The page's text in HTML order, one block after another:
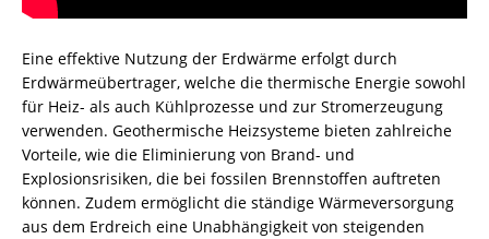
Eine effektive Nutzung der Erdwärme erfolgt durch
Erdwärmeübertrager, welche die thermische Energie sowohl
für Heiz- als auch Kühlprozesse und zur Stromerzeugung
verwenden. Geothermische Heizsysteme bieten zahlreiche
Vorteile, wie die Eliminierung von Brand- und
Explosionsrisiken, die bei fossilen Brennstoffen auftreten
können. Zudem ermöglicht die ständige Wärmeversorgung
aus dem Erdreich eine Unabhängigkeit von steigenden